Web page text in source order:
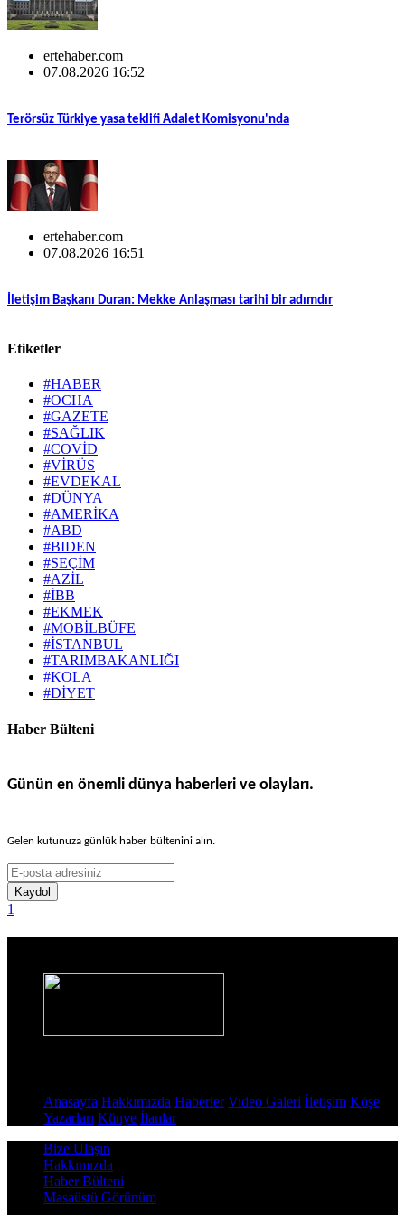
ertehaber.com
07.08.2026 16:52
Terörsüz Türkiye yasa teklifi Adalet Komisyonu'nda
ertehaber.com
07.08.2026 16:51
İletişim Başkanı Duran: Mekke Anlaşması tarihi bir adımdır
Etiketler
#HABER
#OCHA
#GAZETE
#SAĞLIK
#COVİD
#VİRÜS
#EVDEKAL
#DÜNYA
#AMERİKA
#ABD
#BIDEN
#SEÇİM
#AZİL
#İBB
#EKMEK
#MOBİLBÜFE
#İSTANBUL
#TARIMBAKANLIĞI
#KOLA
#DİYET
Haber Bülteni
Günün en önemli dünya haberleri ve olayları.
Gelen kutunuza günlük haber bültenini alın.
Kaydol
1
Anasayfa Hakkımızda Haberler Video Galeri İletişim Köşe
Yazarları Künye İlanlar
Bize Ulaşın
Hakkımızda
Haber Bülteni
Masaüstü Görünüm